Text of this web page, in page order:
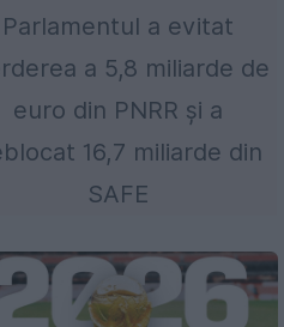
Parlamentul a evitat
a 5,8 miliarde de
euro din PNRR și a
16,7 miliarde din
SAFE